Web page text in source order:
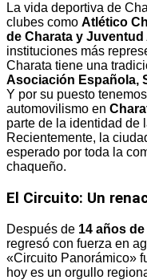
La vida deportiva de
clubes como Atlético
de Charata y
instituciones más
Charata tiene una
Asociación Española,
Y por su puesto
automovilismo en
parte de la identidad de
Recientemente, la
esperado por toda la
chaqueño.
El Circuito: Un
Después de 14 años
regresó con fuerza en
«Circuito Panorámico»
hoy es un orgullo